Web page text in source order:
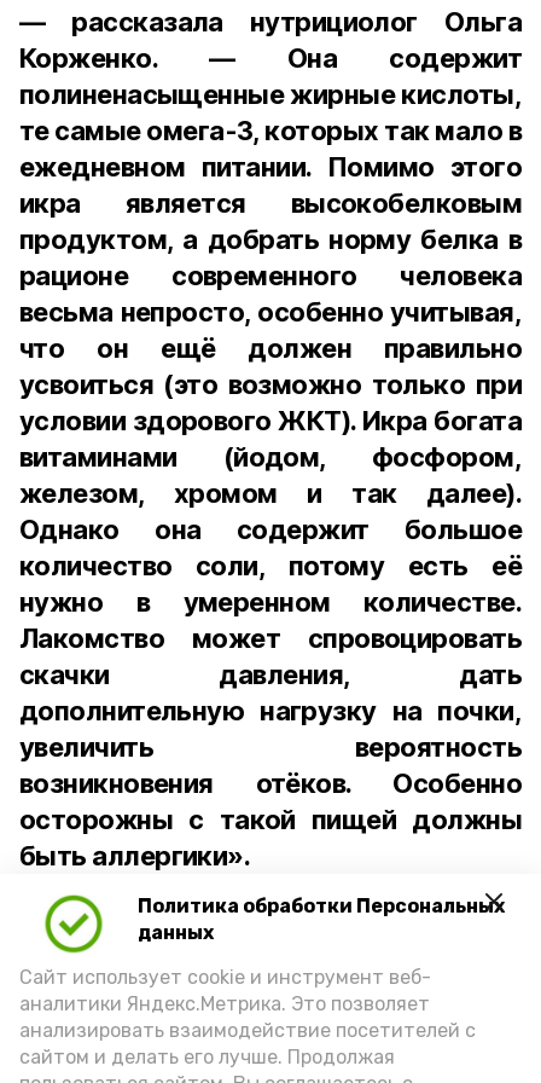
Политика обработки Персональных
данных
Сайт использует cookie и инструмент веб-
аналитики Яндекс.Метрика. Это позволяет
анализировать взаимодействие посетителей с
сайтом и делать его лучше. Продолжая
— рассказала нутрициолог Ольга
Корженко. — Она содержит
полиненасыщенные жирные кислоты,
те самые омега-3, которых так мало в
ежедневном питании. Помимо этого
икра является высокобелковым
продуктом, а добрать норму белка в
рационе современного человека
весьма непросто, особенно учитывая,
что он ещё должен правильно
усвоиться (это возможно только при
условии здорового ЖКТ). Икра богата
витаминами (йодом, фосфором,
железом, хромом и так далее).
Однако она содержит большое
количество соли, потому есть её
нужно в умеренном количестве.
Лакомство может спровоцировать
скачки давления, дать
дополнительную нагрузку на почки,
увеличить вероятность
возникновения отёков. Особенно
осторожны с такой пищей должны
быть аллергики».
Для взрослого человека безопасной
порцией икры считается 30-50 граммов
(2-3 ложки). При этом следует обратить
внимание на хлеб, с которым она
подаётся: лучше выбирать